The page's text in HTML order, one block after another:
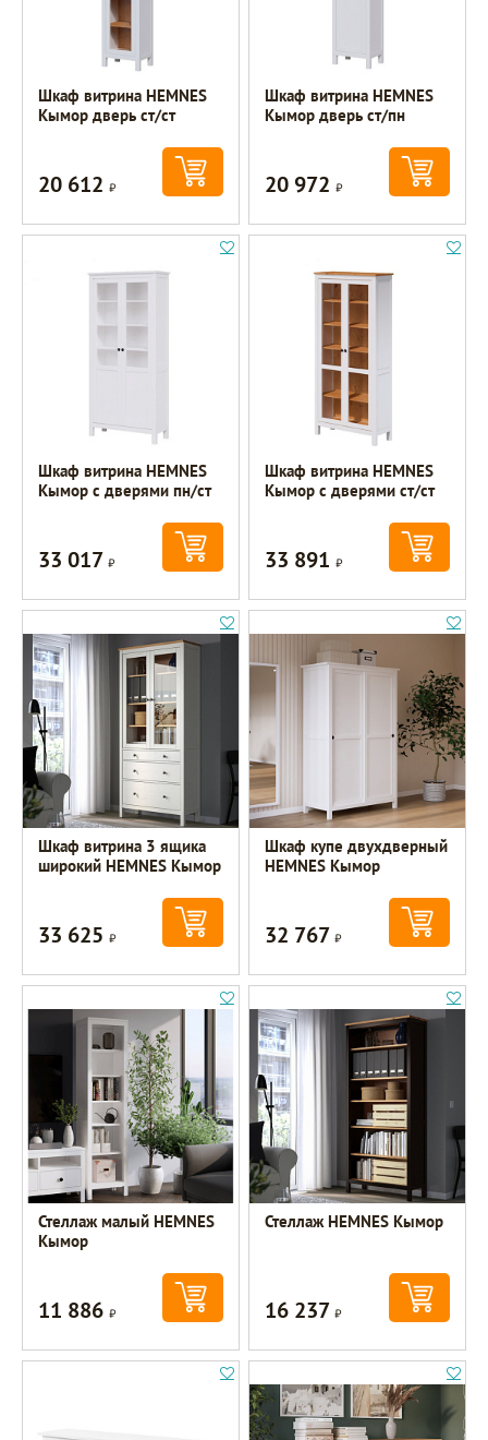
Шкаф витрина HEMNES
Кымор дверь ст/ст
20 612Р
Шкаф витрина HEMNES
Кымор дверь ст/пн
20 972Р
Шкаф витрина HEMNES
Кымор с дверями пн/ст
33 017Р
Шкаф витрина HEMNES
Кымор с дверями ст/ст
33 891Р
Шкаф витрина 3 ящика
широкий HEMNES Кымор
33 625Р
Шкаф купе двухдверный
HEMNES Кымор
32 767Р
Стеллаж малый HEMNES
Кымор
11 886Р
Стеллаж HEMNES Кымор
16 237Р